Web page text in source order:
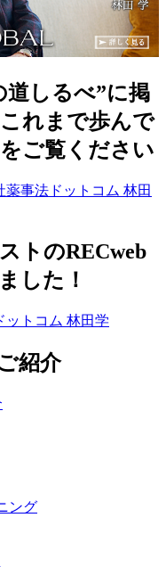
道しるべ”に掲
れまで歩んで
ご覧ください
トのRECweb
した！
紹介
ング